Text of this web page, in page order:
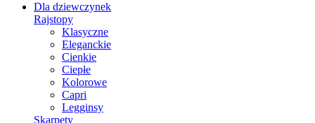
Dla dziewczynek
Rajstopy
Klasyczne
Eleganckie
Cienkie
Ciepłe
Kolorowe
Capri
Legginsy
Skarpety